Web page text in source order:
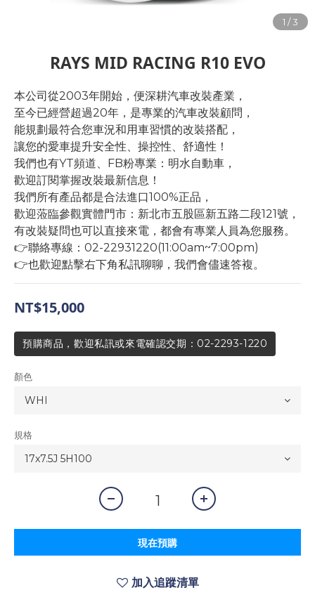
RAYS MID RACING R10 EVO
本公司從2003年開始，便深耕汽車改裝產業，
至今已經營超過20年，是專業的汽車改裝顧問，
能規劃最符合您車況和用車習慣的改裝搭配，
讓您的愛車提升安全性、操控性、舒適性！
我們也有YT頻道、FB粉專業：明水自動車，
歡迎訂閱掌握改裝最新信息！
我們所有產品都是合法進口100%正品，
歡迎蒞臨參觀實體門市：新北市五股區新五路二段121號，
有改裝疑問也可以直接來電，都會有專業人員為您服務。
👉聯絡專線：02-22931220(11:00am~7:00pm)
👉也歡迎點擊右下角私訊聊聊，我們會儘速答複。
NT$15,000
預購商品，歡迎私訊或來電確認交期：02-2293-1220
顏色
規格
現在預購
加入追蹤清單